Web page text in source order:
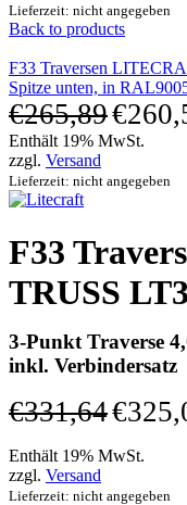
Lieferzeit: nicht angegeben
Back to products
F33 Traversen
Spitze unten, in
€265,89€
Enthält 19% MwSt.
zzgl. Versand
Lieferzeit: nicht angegeben
F33
TRUSS
3-Punkt Traverse
inkl. Verbindersatz
€331,64€
Enthält 19% MwSt.
zzgl. Versand
Lieferzeit: nicht angegeben